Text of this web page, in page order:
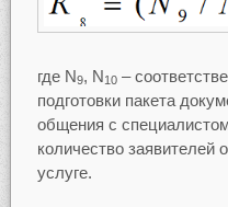
где N9, N10–
подготовки пакета
общения с
количество заявителей
услуге.